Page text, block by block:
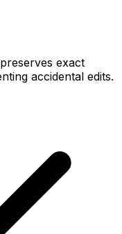
exact
accidental edits.